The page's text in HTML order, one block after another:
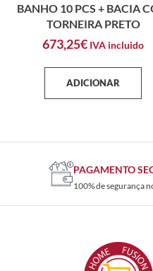
BANHO 10 PCS + BACIA
TORNEIRA PRETO
673,25€ IVA incluido
ADICIONAR
PAGAMENTO
100% de segurança